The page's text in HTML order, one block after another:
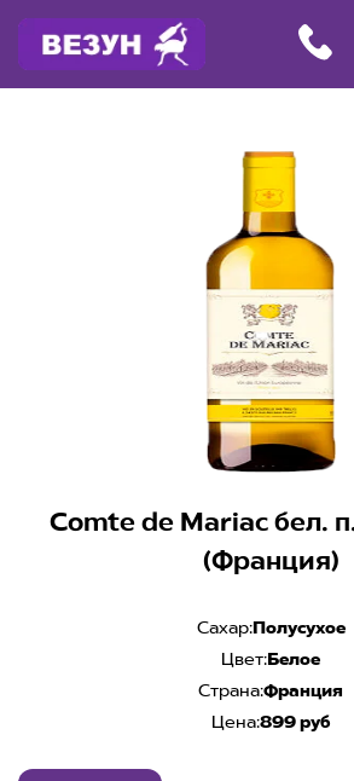
Comte de Mariac бел.
(Франция)
Сахар:Полусухое
Цвет: Белое
Страна:Франция
Цена:899 руб